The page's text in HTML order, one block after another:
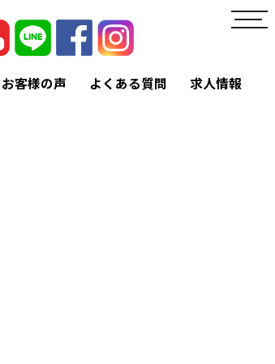
toggle
お客様の声 よくある質問 求人情報